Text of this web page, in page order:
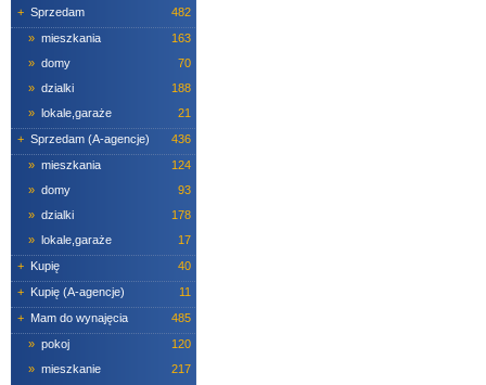
+ Sprzedam
482
» mieszkania
163
» domy
70
» dzialki
188
» lokale,garaże
21
+ Sprzedam (A-agencje)
436
» mieszkania
124
» domy
93
» dzialki
178
» lokale,garaże
17
+ Kupię
40
+ Kupię (A-agencje)
11
+ Mam do wynajęcia
485
» pokoj
120
» mieszkanie
217